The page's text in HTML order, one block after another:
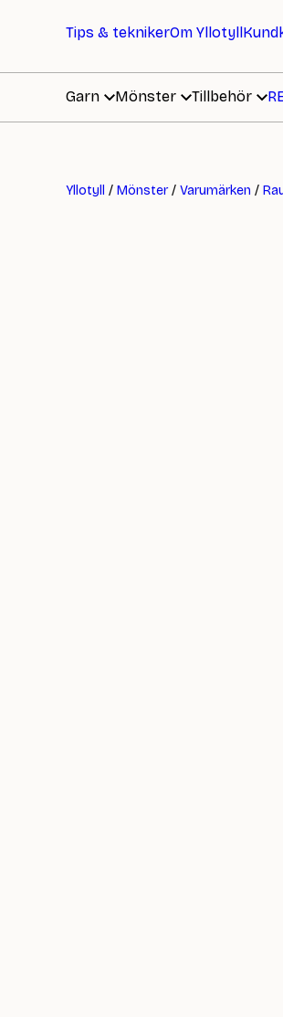
Tips & teknikerOm Yllotyll
Garn
Mönster Tillbehör
Yllotyll / Mönster/ Varumärken /